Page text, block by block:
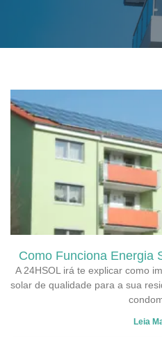
Como Funciona Energia
A 24HSOL irá te explicar como
solar de qualidade para a sua
Leia